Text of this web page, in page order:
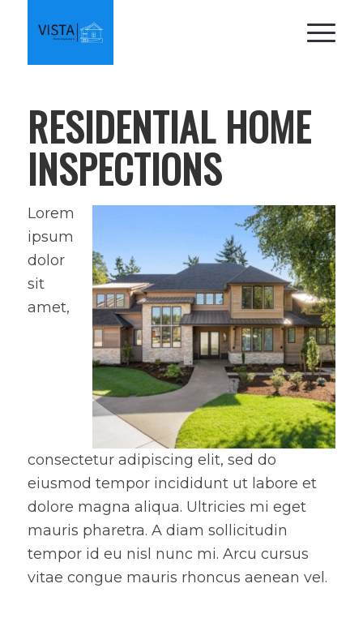
RESIDENTIAL HOME
INSPECTIONS
Lorem
ipsum
dolor
sit
amet,
consectetur adipiscing elit, sed do
eiusmod tempor incididunt ut labore et
dolore magna aliqua. Ultricies mi eget
mauris pharetra. A diam sollicitudin
tempor id eu nisl nunc mi. Arcu cursus
vitae congue mauris rhoncus aenean vel.